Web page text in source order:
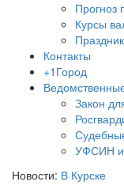
Прогноз
Курсы
Контакты
+1Город
Закон
УФСИН
Новости: В Курске